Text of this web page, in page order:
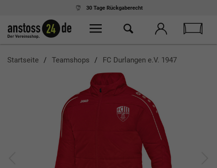
30 Tage Rückgaberecht
Startseite Teamshops FC Durlangen e.V. 1947